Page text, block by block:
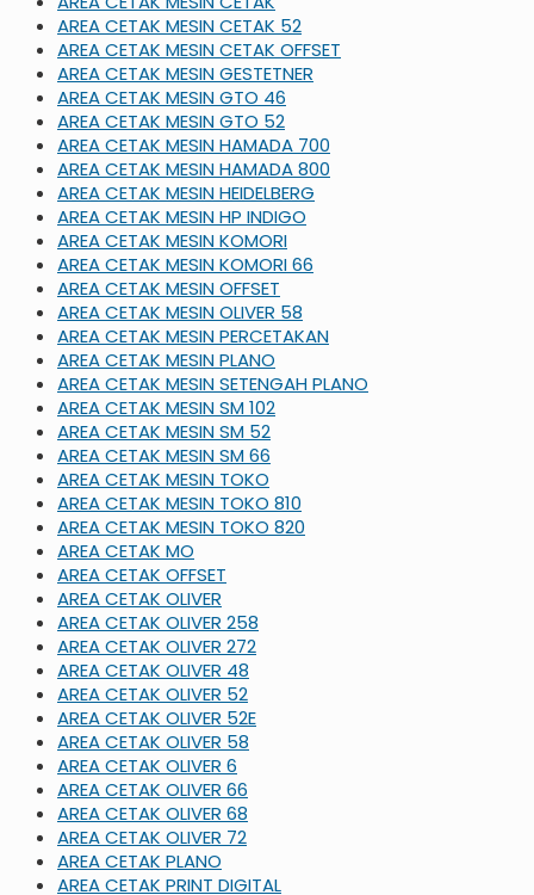
AREA CETAK MESIN CETAK 52
AREA CETAK MESIN CETAK OFFSET
AREA CETAK MESIN GESTETNER
AREA CETAK MESIN GTO 46
AREA CETAK MESIN GTO 52
AREA CETAK MESIN HAMADA 700
AREA CETAK MESIN HAMADA 800
AREA CETAK MESIN HEIDELBERG
AREA CETAK MESIN HP INDIGO
AREA CETAK MESIN KOMORI
AREA CETAK MESIN KOMORI 66
AREA CETAK MESIN OFFSET
AREA CETAK MESIN OLIVER 58
AREA CETAK MESIN PERCETAKAN
AREA CETAK MESIN PLANO
AREA CETAK MESIN SETENGAH PLANO
AREA CETAK MESIN SM 102
AREA CETAK MESIN SM 52
AREA CETAK MESIN SM 66
AREA CETAK MESIN TOKO
AREA CETAK MESIN TOKO 810
AREA CETAK MESIN TOKO 820
AREA CETAK MO
AREA CETAK OFFSET
AREA CETAK OLIVER
AREA CETAK OLIVER 258
AREA CETAK OLIVER 272
AREA CETAK OLIVER 48
AREA CETAK OLIVER 52
AREA CETAK OLIVER 52E
AREA CETAK OLIVER 58
AREA CETAK OLIVER 6
AREA CETAK OLIVER 66
AREA CETAK OLIVER 68
AREA CETAK OLIVER 72
AREA CETAK PLANO
AREA CETAK PRINT DIGITAL